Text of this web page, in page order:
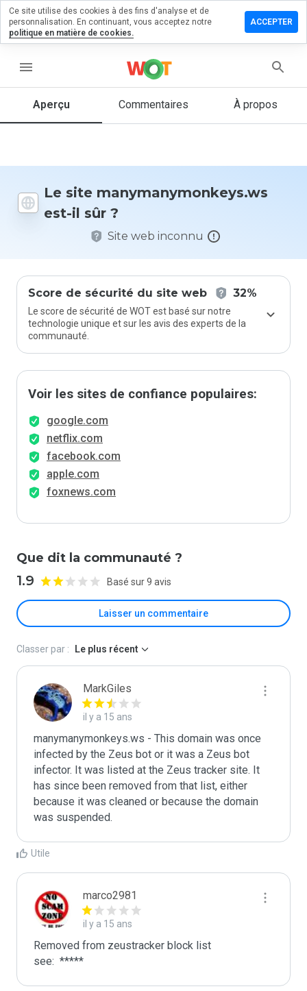
menu
Aperçu Commentaires À propos
Le site manymanymonkeys.ws
est-il sûr ?
Site web inconnu
Score de sécurité du site web 32%
Le score de sécurité de WOT est basé sur notre
technologie unique et sur les avis des experts de la
communauté.
Voir les sites de confiance populaires:
google.com
netflix.com
facebook.com
apple.com
foxnews.com
Que dit la communauté ?
1.9 Basé sur 9 avis
Laisser un commentaire
sur
Quelle
donneriez-
Classer par : Le plus récent
MarkGiles
il y a 15 ans
manymanymonkeys.ws - This domain was once
infected by the Zeus bot or it was a Zeus bot
infector. It was listed at the Zeus tracker site. It
has since been removed from that list, either
because it was cleaned or because the domain
was suspended.
Utile
marco2981
il y a 15 ans
Removed from zeustracker block list
see:  *****
Ce site utilise des cookies à des fins d'analyse et de
personnalisation. En continuant, vous acceptez notre
politique en matière de cookies.
ACCEPTER